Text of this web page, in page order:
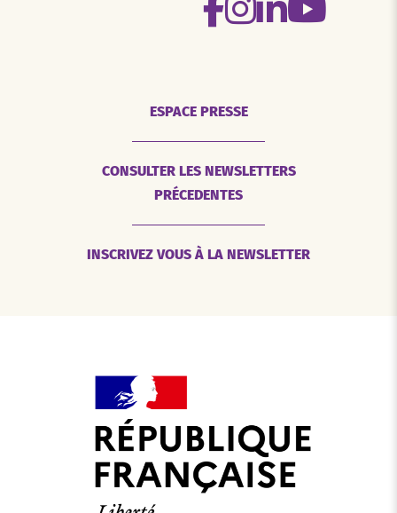
ESPACE PRESSE
CONSULTER LES NEWSLETTERS
PRÉCEDENTES
INSCRIVEZ VOUS À LA NEWSLETTER